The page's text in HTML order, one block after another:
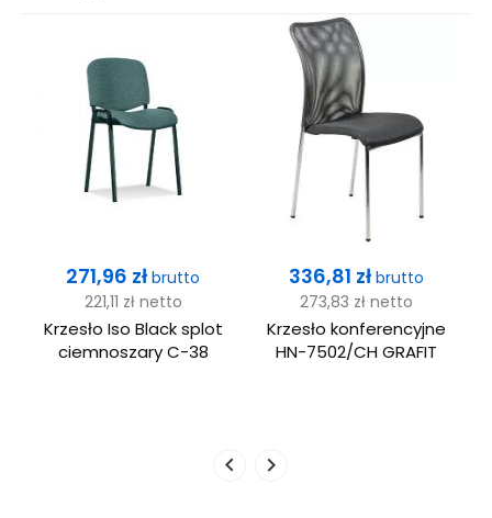
Cena
271,96 złbrutto
221,11 zł netto
Krzesło Iso Black splot
ciemnoszary C-38
Cena
336,81 złbrutto
273,83 zł netto
Krzesło konferencyjne
HN-7502/CH GRAFIT